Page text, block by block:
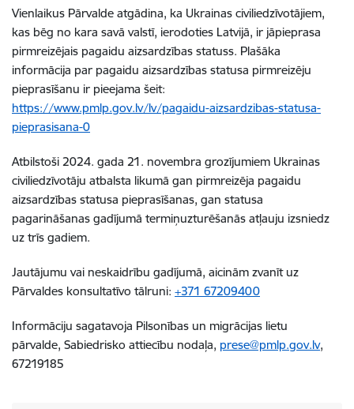
Vienlaikus Pārvalde atgādina, ka Ukrainas civiliedzīvotājiem,
kas bēg no kara savā valstī, ierodoties Latvijā, ir jāpieprasa
pirmreizējais pagaidu aizsardzības statuss. Plašāka
informācija par pagaidu aizsardzības statusa pirmreizēju
pieprasīšanu ir pieejama šeit:
https://www.pmlp.gov.lv/lv/pagaidu-aizsardzibas-statusa-
pieprasisana-0
Atbilstoši 2024. gada 21. novembra grozījumiem Ukrainas
civiliedzīvotāju atbalsta likumā gan pirmreizēja pagaidu
aizsardzības statusa pieprasīšanas, gan statusa
pagarināšanas gadījumā termiņuzturēšanās atļauju izsniedz
uz trīs gadiem.
Jautājumu vai neskaidrību gadījumā, aicinām zvanīt uz
Pārvaldes konsultatīvo tālruni: +371 67209400
Informāciju sagatavoja Pilsonības un migrācijas lietu
pārvalde, Sabiedrisko attiecību nodaļa, prese@pmlp.gov.lv,
67219185